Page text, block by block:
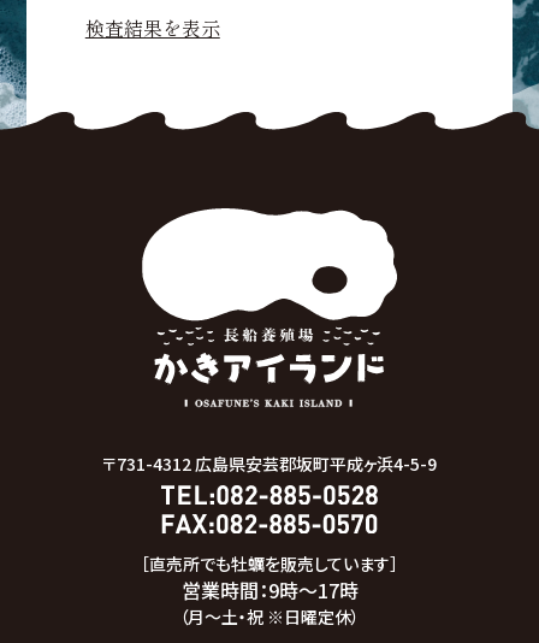
検査結果を表示
〒731-4312 広島県安芸郡坂町平成ヶ浜4-5-9
［直売所でも牡蠣を販売しています］
営業時間：9時～17時
（月～土・祝 ※日曜定休）